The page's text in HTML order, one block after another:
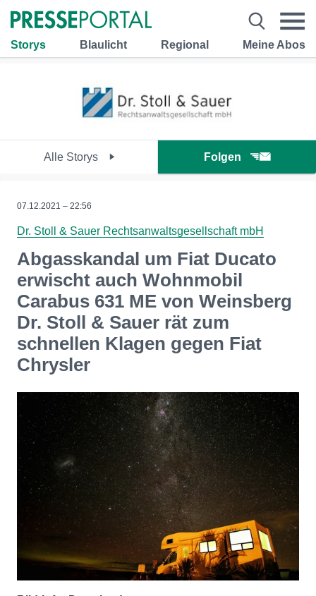
Storys Blaulicht Regional Meine Abos
Alle Storys Folgen
07.12.2021 – 22:56
Dr. Stoll & Sauer Rechtsanwaltsgesellschaft mbH
Abgasskandal um Fiat Ducato
erwischt auch Wohnmobil
Carabus 631 ME von Weinsberg
Dr. Stoll & Sauer rät zum
schnellen Klagen gegen Fiat
Chrysler